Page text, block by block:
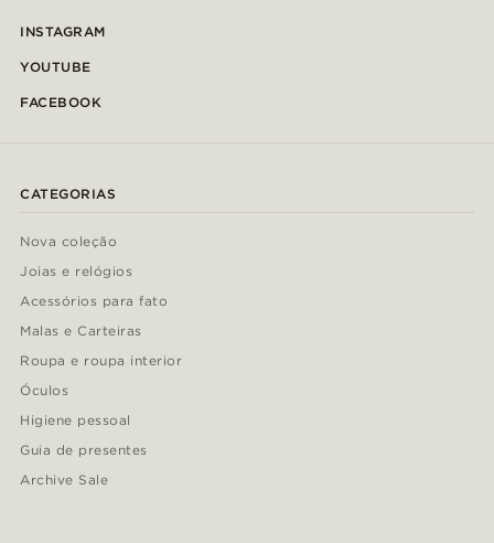
INSTAGRAM
YOUTUBE
FACEBOOK
CATEGORIAS
Nova coleção
Joias e relógios
Acessórios para fato
Malas e Carteiras
Roupa e roupa interior
Óculos
Higiene pessoal
Guia de presentes
Archive Sale